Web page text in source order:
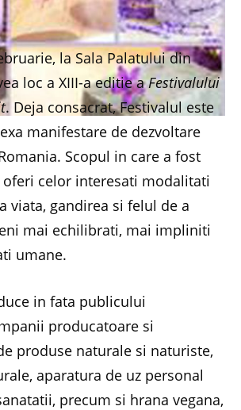
la Sala Palatului din
loc a XIII-a editie aFestivalului
. Deja consacrat, Festivalul este
manifestare de dezvoltare
Scopul in care a fost
oferi celor interesati modalitati
viata, gandirea si felul de a
mai echilibrati, mai impliniti
umane.
in fata publicului
producatoare si
produse naturale si naturiste,
aparatura de uz personal
precum si hrana vegana,